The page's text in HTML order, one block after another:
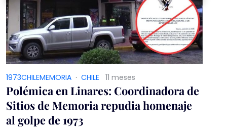
1973CHILEMEMORIA · CHILE 11 meses
Polémica en Linares: Coordinadora de
Sitios de Memoria repudia homenaje
al golpe de 1973